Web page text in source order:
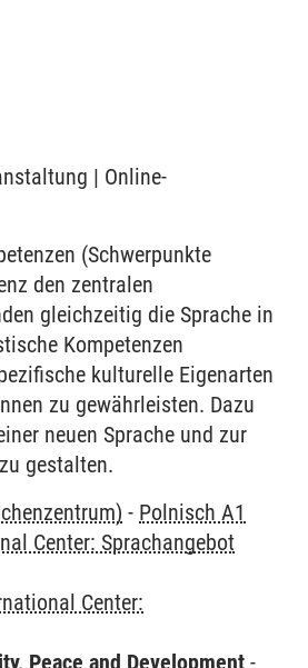
| Online-
(Schwerpunkte
den zentralen
gleichzeitig die Sprache in
Kompetenzen
kulturelle Eigenarten
zu gewährleisten. Dazu
neuen Sprache und zur
gestalten.
- Polnisch A1
Center: Sprachangebot
Center:
Peace and Development -